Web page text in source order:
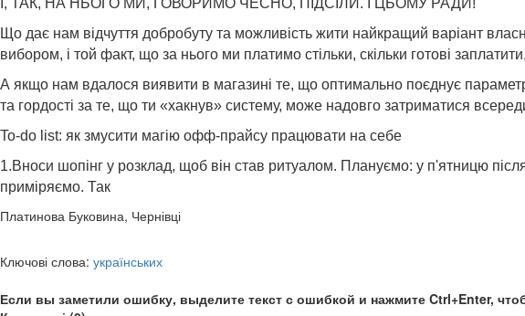
Що дає нам відчуття добробуту та можливість жити найкращий варіант
вибором, і той факт, що за нього ми платимо стільки, скільки готові
А якщо нам вдалося виявити в магазині те, що оптимально поєднує
та гордості за те, що ти «хакнув» систему, може надовго затриматися
To-do list: як змусити магію офф-прайсу працювати на себе
1.Вноси шопінг у розклад, щоб він став ритуалом. Плануємо: у п'ятницю
приміряємо. Так
Платинова Буковина, Чернівці
Ключові слова: українських
Если вы заметили ошибку, выделите текст с ошибкой и нажмите Ctrl+Enter,